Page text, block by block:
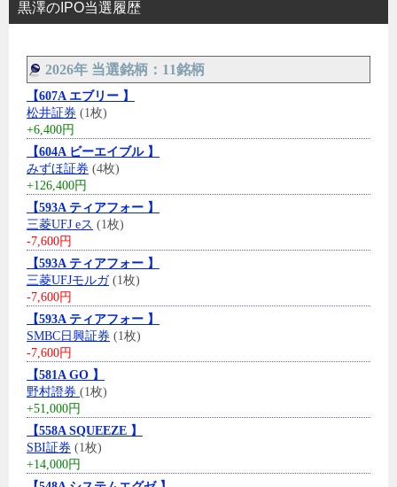
黒澤のIPO当選履歴
2026年 当選銘柄：11銘柄
【607A エブリー 】
松井証券 (1枚)
+6,400円
【604A ビーエイブル 】
みずほ証券 (4枚)
+126,400円
【593A ティアフォー 】
三菱UFJ eス (1枚)
-7,600円
【593A ティアフォー 】
三菱UFJモルガ(1枚)
-7,600円
【593A ティアフォー 】
SMBC日興証券 (1枚)
-7,600円
【581A GO 】
野村證券 (1枚)
+51,000円
【558A SQUEEZE 】
SBI証券 (1枚)
+14,000円